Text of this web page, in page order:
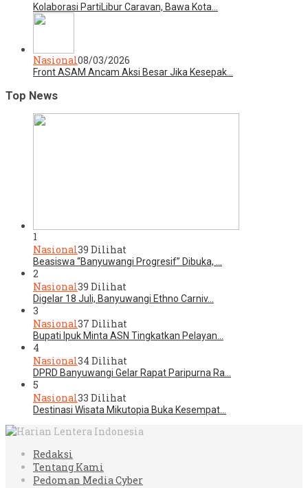
Kolaborasi PartiLibur Caravan, Bawa Kota…
Nasional08/03/2026
Front ASAM Ancam Aksi Besar Jika Kesepak…
Top News
1
Nasional39 Dilihat
Beasiswa “Banyuwangi Progresif” Dibuka, …
2
Nasional39 Dilihat
Digelar 18 Juli, Banyuwangi Ethno Carniv…
3
Nasional37 Dilihat
Bupati Ipuk Minta ASN Tingkatkan Pelayan…
4
Nasional34 Dilihat
DPRD Banyuwangi Gelar Rapat Paripurna Ra…
5
Nasional33 Dilihat
Destinasi Wisata Mikutopia Buka Kesempat…
Redaksi
Tentang Kami
Pedoman Media Cyber